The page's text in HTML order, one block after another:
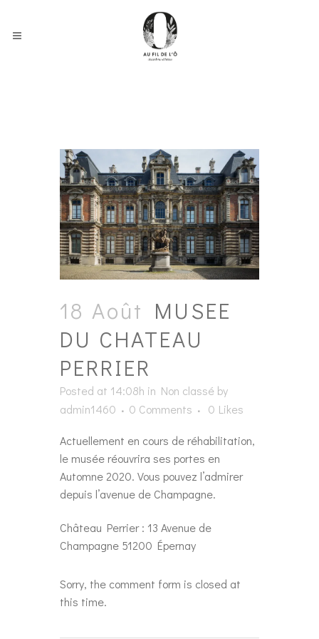
18 Août MUSEE
DU CHATEAU
PERRIER
Posted at 14:08h in Non classé by
admin1460
0 Comments 0 Likes
Actuellement en cours de réhabilitation,
le musée réouvrira ses portes en
Automne 2020. Vous pouvez l’admirer
depuis l’avenue de Champagne.
Château Perrier : 13 Avenue de
Champagne 51200 Épernay
Sorry, the comment form is closed at
this time.